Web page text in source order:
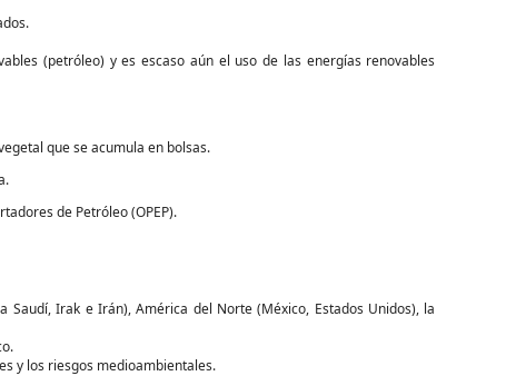
(petróleo) y es escaso aún el uso de las energías renovables
que se acumula en bolsas.
de Petróleo (OPEP).
Irak e Irán), América del Norte (México, Estados Unidos), la
y los riesgos medioambientales.